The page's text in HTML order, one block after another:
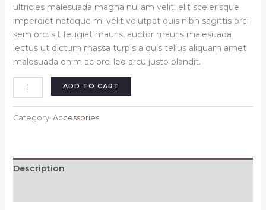
ultricies malesuada magna nullam velit, elit scelerisque
imperdiet natoque mi velit volutpat quis nibh sagittis orci
sem orci sit feugiat mauris, auctor mauris malesuada
lectus ut dictum massa turpis a quis tellus aliquam amet
malesuada enim ac orci leo arcu justo blandit.
Serenity
silver
watch
quantity
ADD TO CART
Category: Accessories
Description